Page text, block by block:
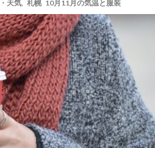
天気, 札幌 10月11月の気温と服装